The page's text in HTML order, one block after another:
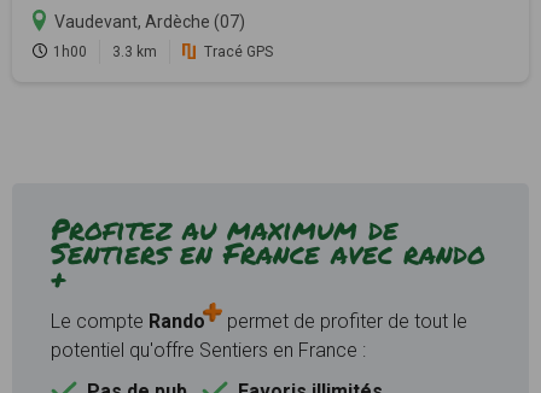
Vaudevant, Ardèche (07)
1h00 3.3 km Tracé GPS
Profitez au maximum de
Sentiers en France avec rando
+
Le compte Rando
permet de profiter de tout le
potentiel qu'offre Sentiers en France :